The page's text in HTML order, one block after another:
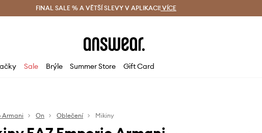
zdarma (od 1800 Kč) Doručení i do 24 h
FINAL SALE % A VĚTŠÍ SLEVY V APLIKACI! VÍCE
Sale Brýle Summer Store Gift Card
Armani On Oblečení Mikiny